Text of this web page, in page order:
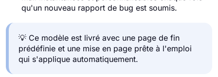
qu'un nouveau rapport de bug est soumis.
💡 Ce modèle est livré avec une page de fin
prédéfinie et une mise en page prête à l'emploi
qui s'applique automatiquement.